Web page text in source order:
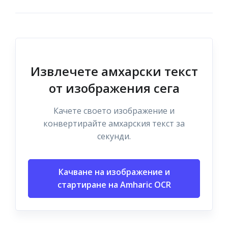
Извлечете амхарски текст
от изображения сега
Качете своето изображение и
конвертирайте амхарския текст за
секунди.
Качване на изображение и
стартиране на Amharic OCR